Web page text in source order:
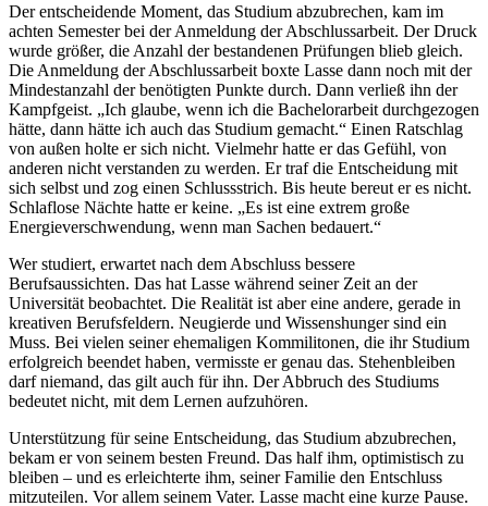
Der entscheidende Moment, das Studium abzubrechen, kam im
achten Semester bei der Anmeldung der Abschlussarbeit. Der Druck
wurde größer, die Anzahl der bestandenen Prüfungen blieb gleich.
Die Anmeldung der Abschlussarbeit boxte Lasse dann noch mit der
Mindestanzahl der benötigten Punkte durch. Dann verließ ihn der
Kampfgeist. „Ich glaube, wenn ich die Bachelorarbeit durchgezogen
hätte, dann hätte ich auch das Studium gemacht.“ Einen Ratschlag
von außen holte er sich nicht. Vielmehr hatte er das Gefühl, von
anderen nicht verstanden zu werden. Er traf die Entscheidung mit
sich selbst und zog einen Schlussstrich. Bis heute bereut er es nicht.
Schlaflose Nächte hatte er keine. „Es ist eine extrem große
Energieverschwendung, wenn man Sachen bedauert.“
Wer studiert, erwartet nach dem Abschluss bessere
Berufsaussichten. Das hat Lasse während seiner Zeit an der
Universität beobachtet. Die Realität ist aber eine andere, gerade in
kreativen Berufsfeldern. Neugierde und Wissenshunger sind ein
Muss. Bei vielen seiner ehemaligen Kommilitonen, die ihr Studium
erfolgreich beendet haben, vermisste er genau das. Stehenbleiben
darf niemand, das gilt auch für ihn. Der Abbruch des Studiums
bedeutet nicht, mit dem Lernen aufzuhören.
Unterstützung für seine Entscheidung, das Studium abzubrechen,
bekam er von seinem besten Freund. Das half ihm, optimistisch zu
bleiben – und es erleichterte ihm, seiner Familie den Entschluss
mitzuteilen. Vor allem seinem Vater. Lasse macht eine kurze Pause.